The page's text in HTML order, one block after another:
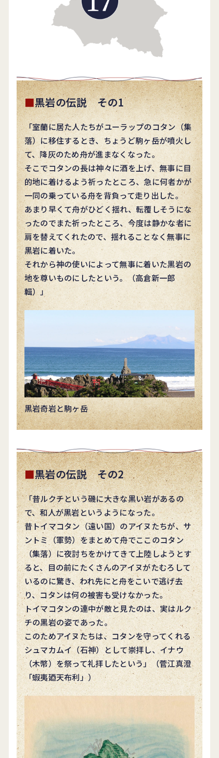
黒岩の伝説 その1
「室蘭に居た人たちがユーラップのコタン（集
落）に移住するとき、ちょうど駒ヶ岳が噴火し
て、降灰のため舟が進まなくなった。
そこでコタンの長は神々に酒を上げ、無事に目
的地に着けるよう祈ったところ、急に何者かが
一同の乗っている舟を背負って走り出した。
あまり早くて舟がひどく揺れ、転覆しそうにな
ったのでまた祈ったところ、今度は静かな者に
肩を替えてくれたので、揺れることなく無事に
黒岩に着いた。
それから神の使いによって無事に着いた黒岩の
地を尊いものにしたという。（高倉新一郎
輯）」
黒岩奇岩と駒ヶ岳
黒岩の伝説 その2
「昔ルクチという磯に大きな黒い岩があるの
で、和人が黒岩というようになった。
昔トイマコタン（遠い国）のアイヌたちが、サ
ントミ（軍勢）をまとめて舟でここのコタン
（集落）に夜討ちをかけてきて上陸しようとす
ると、目の前にたくさんのアイヌがたむろして
いるのに驚き、われ先にと舟をこいで逃げ去
り、コタンは何の被害も受けなかった。
トイマコタンの連中が敵と見たのは、実はルク
チの黒岩の姿であった。
このためアイヌたちは、コタンを守ってくれる
シュマカムイ（石神）として崇拝し、イナウ
（木幣）を祭って礼拝したという」（菅江真澄
「蝦夷廼天布利」）